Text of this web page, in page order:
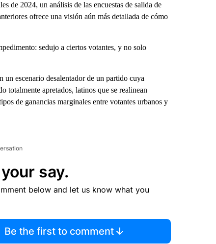
de 2024, un análisis de las encuestas de salida de
ofrece una visión aún más detallada de cómo
sedujo a ciertos votantes, y no solo
un escenario desalentador de un partido cuya
totalmente apretados, latinos que se realinean
de ganancias marginales entre votantes urbanos y
say.
below and let us know what you
Be the first to comment